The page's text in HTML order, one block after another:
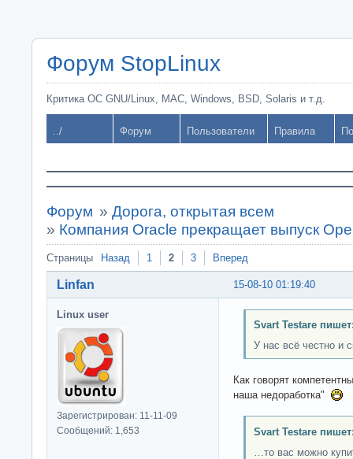
Форум StopLinux
Критика ОС GNU/Linux, MAC, Windows, BSD, Solaris и т.д.
../ Форум Пользователи Правила
Форум » Дорога, открытая всем
» Компания Oracle прекращает выпуск
Страницы Назад 1 2 3 Вперед
15-08-10 01:19:40
Linfan
Linux user
Зарегистрирован: 11-11-09
Сообщений: 1,653
Svart Testare
У нас всё честно и
Как говорят
наша недоработка"
Svart Testare
…то вас можно